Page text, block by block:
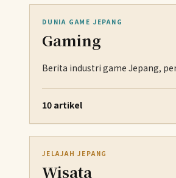
DUNIA GAME JEPANG
Gaming
Berita industri game Jepang,
10 artikel
JELAJAH JEPANG
Wisata